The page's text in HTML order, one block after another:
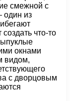
смежной с
один из
что-то
окнами
видом,
с дворцовым